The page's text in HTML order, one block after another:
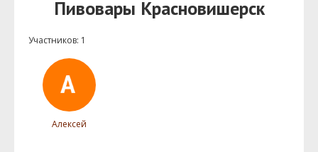
Пивовары Красновишерск
Участников: 1
Алексей